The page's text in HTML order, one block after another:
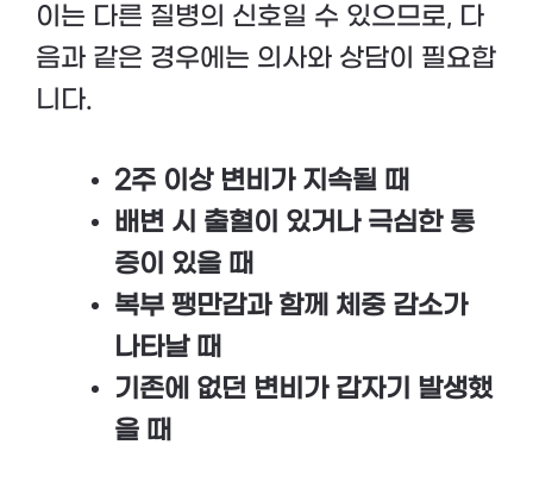
이는 다른 질병의 신호일 수 있으므로, 다
음과 같은 경우에는 의사와 상담이 필요합
니다.
2주 이상 변비가 지속될 때
배변 시 출혈이 있거나 극심한 통
증이 있을 때
복부 팽만감과 함께 체중 감소가
나타날 때
기존에 없던 변비가 갑자기 발생했
을 때